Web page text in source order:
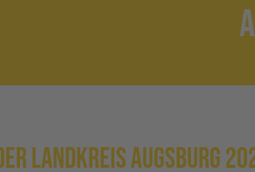
Landkreis Augsburg